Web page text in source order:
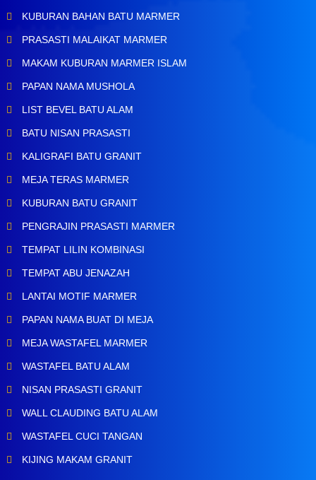
KUBURAN BAHAN BATU MARMER
PRASASTI MALAIKAT MARMER
MAKAM KUBURAN MARMER ISLAM
PAPAN NAMA MUSHOLA
LIST BEVEL BATU ALAM
BATU NISAN PRASASTI
KALIGRAFI BATU GRANIT
MEJA TERAS MARMER
KUBURAN BATU GRANIT
PENGRAJIN PRASASTI MARMER
TEMPAT LILIN KOMBINASI
TEMPAT ABU JENAZAH
LANTAI MOTIF MARMER
PAPAN NAMA BUAT DI MEJA
MEJA WASTAFEL MARMER
WASTAFEL BATU ALAM
NISAN PRASASTI GRANIT
WALL CLAUDING BATU ALAM
WASTAFEL CUCI TANGAN
KIJING MAKAM GRANIT